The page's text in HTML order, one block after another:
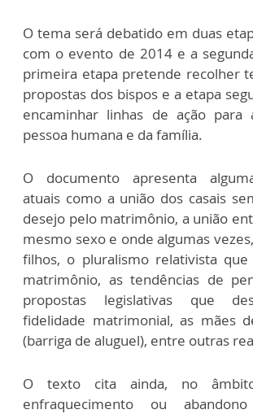
O tema será debatido em duas
com o evento de 2014 e a
primeira etapa pretende recolher
propostas dos bispos e a etapa
encaminhar linhas de ação para
pessoa humana e da família.
O documento apresenta
atuais como a união dos casais
desejo pelo matrimônio, a união
mesmo sexo e onde algumas
filhos, o pluralismo relativista que
matrimônio, as tendências de
propostas legislativas que
fidelidade matrimonial, as mães
(barriga de aluguel), entre outras
O texto cita ainda, no
enfraquecimento ou